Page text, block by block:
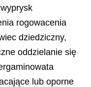
rogowacenia
dziedziczny,
oddzielanie się
lub oporne